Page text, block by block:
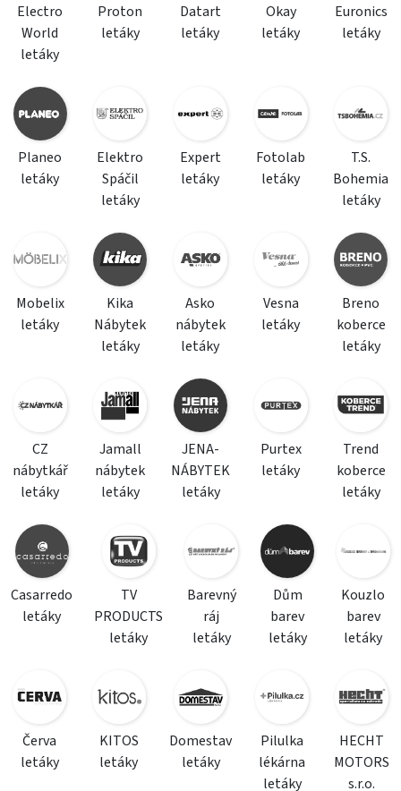
Electro
World
letáky
Proton
letáky
Datart
letáky
Okay
letáky
Euronics
letáky
Planeo
letáky
Elektro
Spáčil
letáky
Expert
letáky
Fotolab
letáky
T.S.
Bohemia
letáky
Mobelix
letáky
Kika
Nábytek
letáky
Asko
nábytek
letáky
Vesna
letáky
Breno
koberce
letáky
CZ
nábytkář
letáky
Jamall
nábytek
letáky
JENA-
NÁBYTEK
letáky
Purtex
letáky
Trend
koberce
letáky
Casarredo
letáky
TV
PRODUCTS
letáky
Barevný
ráj
letáky
Dům
barev
letáky
Kouzlo
barev
letáky
Červa
letáky
KITOS
letáky
Domestav
letáky
Pilulka
lékárna
letáky
HECHT
MOTORS
s.r.o.